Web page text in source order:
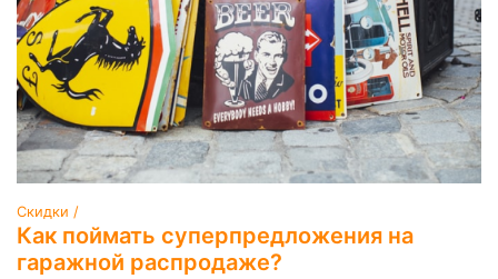
Скидки /
Как поймать суперпредложения на
гаражной распродаже?